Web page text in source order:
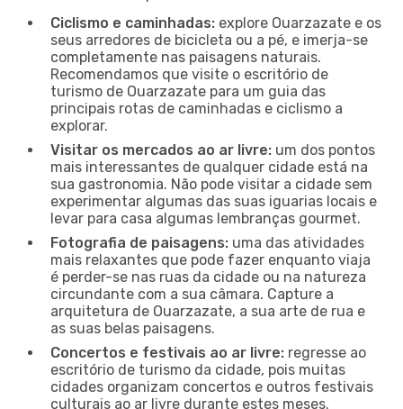
Ciclismo e caminhadas: explore Ouarzazate e os
seus arredores de bicicleta ou a pé, e imerja-se
completamente nas paisagens naturais.
Recomendamos que visite o escritório de
turismo de Ouarzazate para um guia das
principais rotas de caminhadas e ciclismo a
explorar.
Visitar os mercados ao ar livre: um dos pontos
mais interessantes de qualquer cidade está na
sua gastronomia. Não pode visitar a cidade sem
experimentar algumas das suas iguarias locais e
levar para casa algumas lembranças gourmet.
Fotografia de paisagens: uma das atividades
mais relaxantes que pode fazer enquanto viaja
é perder-se nas ruas da cidade ou na natureza
circundante com a sua câmara. Capture a
arquitetura de Ouarzazate, a sua arte de rua e
as suas belas paisagens.
Concertos e festivais ao ar livre: regresse ao
escritório de turismo da cidade, pois muitas
cidades organizam concertos e outros festivais
culturais ao ar livre durante estes meses.